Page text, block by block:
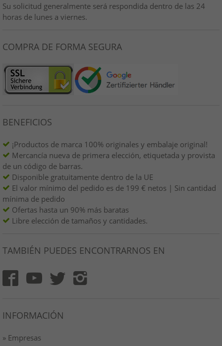
Su solicitud generalmente será respondida dentro de las 24
horas de lunes a viernes.
COMPRA DE FORMA SEGURA
BENEFICIOS
¡Productos de marca 100% originales y embalaje original!
Mercancía nueva de primera elección, etiquetada y provista
de un código de barras.
Disponible gratuitamente dentro de la UE
El valor mínimo del pedido es de 199 € netos | Sin cantidad
mínima de pedido
Ofertas hasta un 90% más baratas
Libre elección de tamaños y cantidades.
TAMBIÉN PUEDES ENCONTRARNOS EN
INFORMACIÓN
» Empresas